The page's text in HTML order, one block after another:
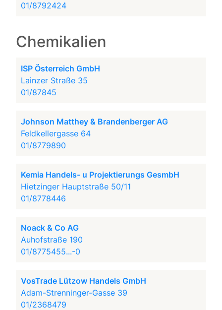
01/8792424
Chemikalien
ISP Österreich GmbH
Lainzer Straße 35
01/87845
Johnson Matthey & Brandenberger AG
Feldkellergasse 64
01/8779890
Kemia Handels- u Projektierungs GesmbH
Hietzinger Hauptstraße 50/11
01/8778446
Noack & Co AG
Auhofstraße 190
01/8775455...-0
VosTrade Lützow Handels GmbH
Adam-Strenninger-Gasse 39
01/2368479